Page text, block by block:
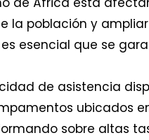
la población y
esencial que se
de asistencia
ubicados
sobre altas